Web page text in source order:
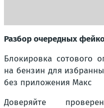
Разбор очередных
Блокировка сотового
на бензин для
без приложения Макс
Доверяйте